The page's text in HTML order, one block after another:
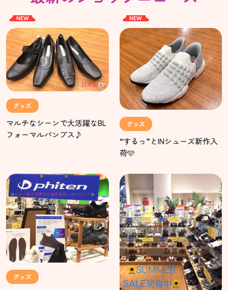
NEW
グッズ
マルチなシーンで大活躍なBL
フォーマルパンプス♪
NEW
グッズ
“するっ”とINシューズ新作入
荷🩵
グッズ